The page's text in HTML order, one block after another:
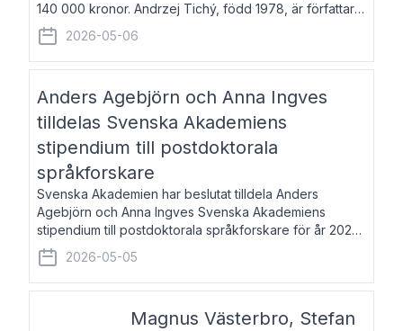
140 000 kronor. Andrzej Tichý, född 1978, är författare
och kulturskribent. Han debuterade 2005 med den
lovordade romanen Sex liter l
2026-05-06
Anders Agebjörn och Anna Ingves
tilldelas Svenska Akademiens
stipendium till postdoktorala
språkforskare
Svenska Akademien har beslutat tilldela Anders
Agebjörn och Anna Ingves Svenska Akademiens
stipendium till postdoktorala språkforskare för år 2026.
Stipendiebeloppet är 75 000 kronor per mottagare.
Anders Agebjörn, född 1984, är universitet
2026-05-05
Magnus Västerbro, Stefan